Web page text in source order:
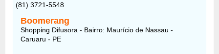
(81) 3721-5548
Boomerang
Shopping Difusora - Bairro: Maurício de Nassau -
Caruaru - PE